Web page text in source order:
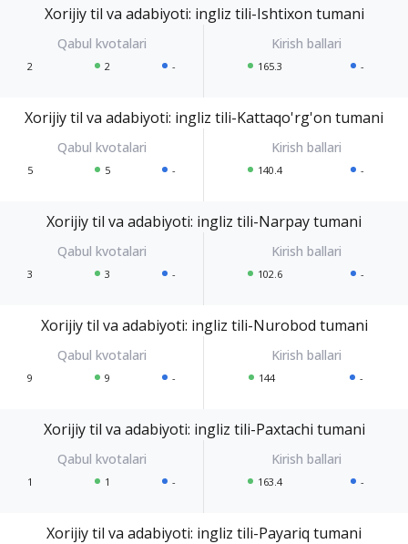
Xorijiy til va adabiyoti: ingliz tili-Ishtixon tumani
2 2 - 165.3 -
Xorijiy til va adabiyoti: ingliz tili-Kattaqo'rg'on tumani
5 5 - 140.4 -
Xorijiy til va adabiyoti: ingliz tili-Narpay tumani
3 3 - 102.6 -
Xorijiy til va adabiyoti: ingliz tili-Nurobod tumani
9 9 - 144 -
Xorijiy til va adabiyoti: ingliz tili-Paxtachi tumani
1 1 - 163.4 -
Xorijiy til va adabiyoti: ingliz tili-Payariq tumani